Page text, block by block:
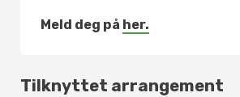
Meld deg på her.
Tilknyttet arrangement